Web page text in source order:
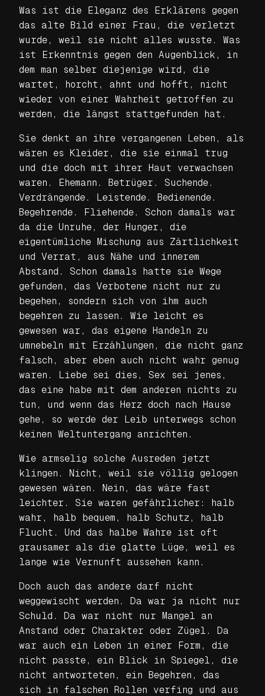
Was ist die Eleganz des Erklärens gegen
das alte Bild einer Frau, die verletzt
wurde, weil sie nicht alles wusste. Was
ist Erkenntnis gegen den Augenblick, in
dem man selber diejenige wird, die
wartet, horcht, ahnt und hofft, nicht
wieder von einer Wahrheit getroffen zu
werden, die längst stattgefunden hat.
Sie denkt an ihre vergangenen Leben, als
wären es Kleider, die sie einmal trug
und die doch mit ihrer Haut verwachsen
waren. Ehemann. Betrüger. Suchende.
Verdrängende. Leistende. Bedienende.
Begehrende. Fliehende. Schon damals war
da die Unruhe, der Hunger, die
eigentümliche Mischung aus Zärtlichkeit
und Verrat, aus Nähe und innerem
Abstand. Schon damals hatte sie Wege
gefunden, das Verbotene nicht nur zu
begehen, sondern sich von ihm auch
begehren zu lassen. Wie leicht es
gewesen war, das eigene Handeln zu
umnebeln mit Erzählungen, die nicht ganz
falsch, aber eben auch nicht wahr genug
waren. Liebe sei dies, Sex sei jenes,
das eine habe mit dem anderen nichts zu
tun, und wenn das Herz doch nach Hause
gehe, so werde der Leib unterwegs schon
keinen Weltuntergang anrichten.
Wie armselig solche Ausreden jetzt
klingen. Nicht, weil sie völlig gelogen
gewesen wären. Nein, das wäre fast
leichter. Sie waren gefährlicher: halb
wahr, halb bequem, halb Schutz, halb
Flucht. Und das halbe Wahre ist oft
grausamer als die glatte Lüge, weil es
lange wie Vernunft aussehen kann.
Doch auch das andere darf nicht
weggewischt werden. Da war ja nicht nur
Schuld. Da war nicht nur Mangel an
Anstand oder Charakter oder Zügel. Da
war auch ein Leben in einer Form, die
nicht passte, ein Blick in Spiegel, die
nicht antworteten, ein Begehren, das
sich in falschen Rollen verfing und aus